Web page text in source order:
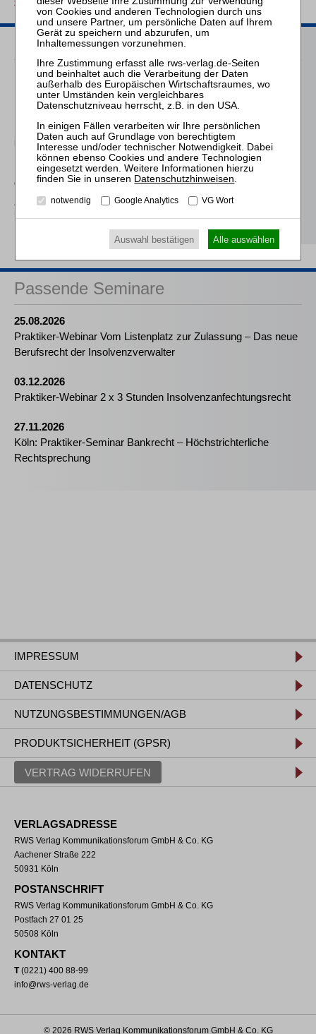
zurück
Passende Bücher
Fischer / Klanten (Hrsg.)
Bankrecht
Holzapfel / Pöllath / Engelhardt / Fischer (Hrsg.)
Unternehmenskauf in
Recht und Praxis
d'Avoine / d'Avoine
Arzt und Praxis in Krise
Passende Seminare
25.08.2026
Praktiker-Webinar Vom Listenplatz zur Zulassung – Das neue
Berufsrecht der Insolvenzverwalter
03.12.2026
Praktiker-Webinar 2 x 3 Stunden Insolvenzanfechtungsrecht
27.11.2026
Köln: Praktiker-Seminar Bankrecht – Höchstrichterliche
Rechtsprechung
IMPRESSUM
DATENSCHUTZ
NUTZUNGSBESTIMMUNGEN/AGB
PRODUKTSICHERHEIT (GPSR)
VERTRAG WIDERRUFEN
VERLAGSADRESSE
RWS Verlag Kommunikationsforum GmbH & Co. KG
Aachener Straße 222
50931 Köln
POSTANSCHRIFT
RWS Verlag Kommunikationsforum GmbH & Co. KG
Postfach 27 01 25
50508 Köln
KONTAKT
T(0221) 400 88-99
info@rws-verlag.de
© 2026 RWS Verlag Kommunikationsforum GmbH & Co. KG
Datenschutzhinweisen
notwendig Google Analytics VG Wort
Auswahl bestätigen Alle auswählen